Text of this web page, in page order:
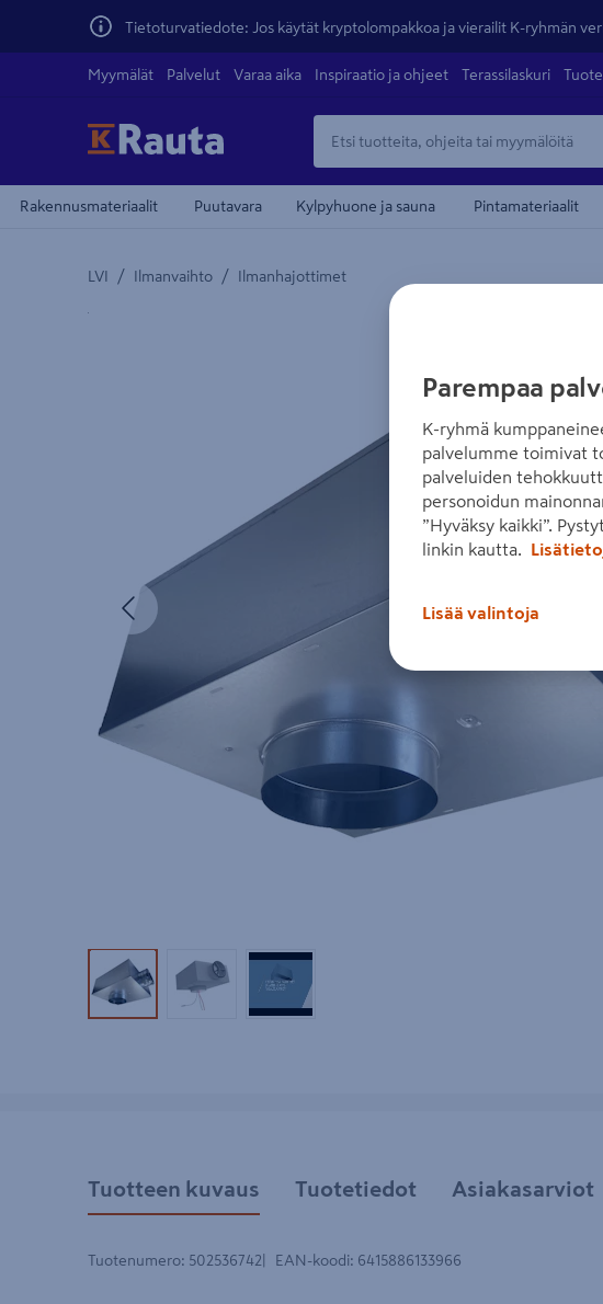
Tietoturvatiedote: Jos käytät kryptolompakkoa ja vierailit K-ryhmän
Myymälät Palvelut Varaa aika Inspiraatio ja ohjeet Terassilaskuri
Rakennusmateriaalit Puutavara Kylpyhuone ja sauna Pintamateriaalit
LVI / Ilmanvaihto / Ilmanhajottimet
Yksityiskohtainen kuvaus löytyy Tuotteen kuvaus -maamerkistä
Edellinen
Tuotekuva 1Tuotekuva 2Tuotekuva 3
Tuotteen kuvaus Tuotetiedot Asiakasarviot
Tuotenumero: 502536742 EAN-koodi: 6415886133966
Parempaa
K-ryhmä
palvelumme toimivat
palveluiden
personoidun
”Hyväksy kaikki”.
linkin kautta.
Lisää valintoja